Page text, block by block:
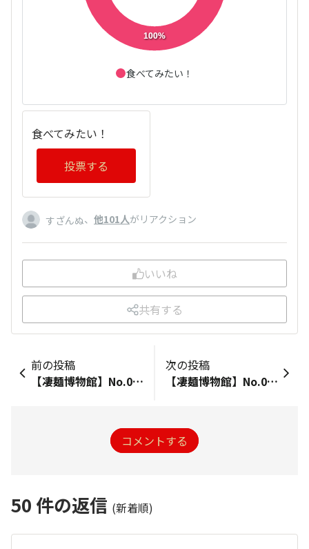
100%
食べてみたい！
食べてみたい！
投票する
すざんぬ、 他101人がリアクション
いいね
共有する
前の投稿
【凄麺博物館】No.049 凄麺SLIM 彩り野菜の豆乳ラーメン<終売>
次の投稿
【凄麺博物館】No.051 野菜がどっさり！塩ラーメン<終売>
コメントする
50 件の返信 (新着順)